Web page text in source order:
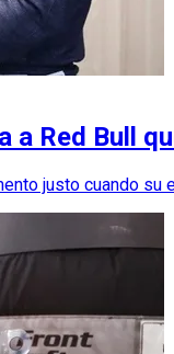
a Red Bull
justo cuando